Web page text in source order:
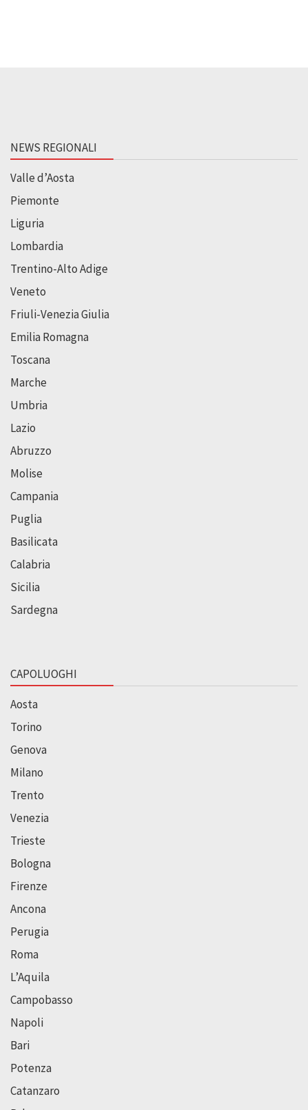
NEWS REGIONALI
Valle d’Aosta
Piemonte
Liguria
Lombardia
Trentino-Alto Adige
Veneto
Friuli-Venezia Giulia
Emilia Romagna
Toscana
Marche
Umbria
Lazio
Abruzzo
Molise
Campania
Puglia
Basilicata
Calabria
Sicilia
Sardegna
CAPOLUOGHI
Aosta
Torino
Genova
Milano
Trento
Venezia
Trieste
Bologna
Firenze
Ancona
Perugia
Roma
L’Aquila
Campobasso
Napoli
Bari
Potenza
Catanzaro